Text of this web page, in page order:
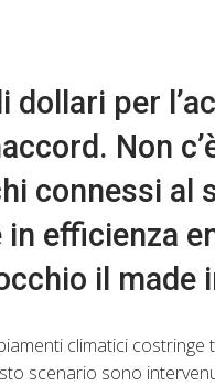
dollari per
Non
connessi al
efficienza
il made
climatici
scenario sono